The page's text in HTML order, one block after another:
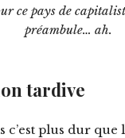
ce pays de
préambule… ah.
tardive
c’est plus dur que